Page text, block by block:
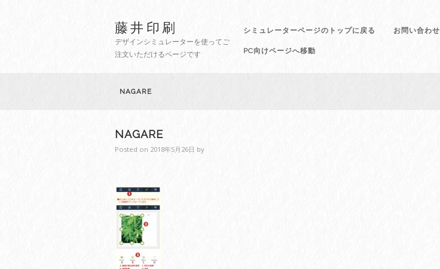
藤井印刷
デザインシミュレーターを使ってご
注文いただけるページです
シミュレーターページのトップに戻る お問い合わせ
PC向けページへ移動
NAGARE
NAGARE
Posted on 2018年5月26日 by